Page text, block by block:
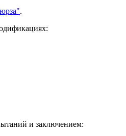
.
и заключением: